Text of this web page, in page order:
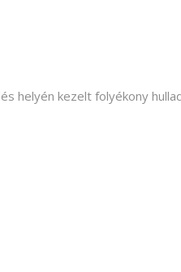
helyén kezelt folyékony